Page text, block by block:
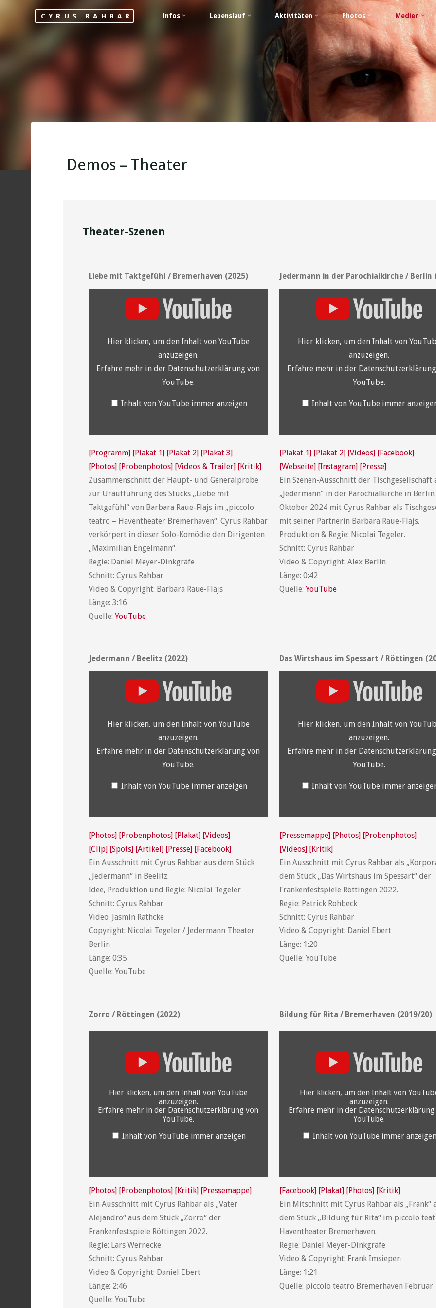
content
CYRUS RAHBAR Infos Lebenslauf Aktivitäten Photos Medien
Demos – Theater
Theater-Szenen
Liebe mit Taktgefühl / Bremerhaven (2025)
Hier klicken, um den Inhalt von YouTube
anzuzeigen.
Erfahre mehr in der Datenschutzerklärung von
YouTube.
Inhalt von YouTube immer anzeigen
[Programm] [Plakat 1] [Plakat 2] [Plakat 3]
[Photos] [Probenphotos] [Videos & Trailer] [Kritik]
Zusammenschnitt der Haupt- und Generalprobe
zur Uraufführung des Stücks „Liebe mit
Taktgefühl“ von Barbara Raue-Flajs im „piccolo
teatro – Haventheater Bremerhaven“. Cyrus Rahbar
verkörpert in dieser Solo-Komödie den Dirigenten
„Maximilian Engelmann“.
Regie: Daniel Meyer-Dinkgräfe
Schnitt: Cyrus Rahbar
Video & Copyright: Barbara Raue-Flajs
Länge: 3:16
Quelle: YouTube
Jedermann in der Parochialkirche / Berlin
Hier klicken, um den Inhalt von
anzuzeigen.
Erfahre mehr in der
YouTube.
Inhalt von YouTube immer
[Plakat 1] [Plakat 2] [Videos] [Facebook]
[Webseite] [Instagram] [Presse]
Ein Szenen-Ausschnitt der Tischgesellschaft
„Jedermann“ in der Parochialkirche in
Oktober 2024 mit Cyrus Rahbar als
mit seiner Partnerin Barbara Raue-Flajs.
Produktion & Regie: Nicolai Tegeler.
Schnitt: Cyrus Rahbar
Video & Copyright: Alex Berlin
Länge: 0:42
Quelle: YouTube
Jedermann / Beelitz (2022)
Hier klicken, um den Inhalt von YouTube
anzuzeigen.
Erfahre mehr in der Datenschutzerklärung von
YouTube.
Inhalt von YouTube immer anzeigen
[Photos] [Probenphotos] [Plakat] [Videos]
[Clip] [Spots] [Artikel] [Presse] [Facebook]
Ein Ausschnitt mit Cyrus Rahbar aus dem Stück
„Jedermann“ in Beelitz.
Idee, Produktion und Regie: Nicolai Tegeler
Schnitt: Cyrus Rahbar
Video: Jasmin Rathcke
Copyright: Nicolai Tegeler / Jedermann Theater
Berlin
Länge: 0:35
Quelle: YouTube
Das Wirtshaus im Spessart / Röttingen
Hier klicken, um den Inhalt von
anzuzeigen.
Erfahre mehr in der
YouTube.
Inhalt von YouTube immer
[Pressemappe] [Photos] [Probenphotos]
[Videos] [Kritik]
Ein Ausschnitt mit Cyrus Rahbar als
dem Stück „Das Wirtshaus im Spessart“ der
Frankenfestspiele Röttingen 2022.
Regie: Patrick Rohbeck
Schnitt: Cyrus Rahbar
Video & Copyright: Daniel Ebert
Länge: 1:20
Quelle: YouTube
Zorro / Röttingen (2022)
Hier klicken, um den Inhalt von YouTube
anzuzeigen.
Erfahre mehr in der Datenschutzerklärung von
YouTube.
Inhalt von YouTube immer anzeigen
[Photos] [Probenphotos] [Kritik] [Pressemappe]
Ein Ausschnitt mit Cyrus Rahbar als „Vater
Alejandro“ aus dem Stück „Zorro“ der
Frankenfestspiele Röttingen 2022.
Regie: Lars Wernecke
Schnitt: Cyrus Rahbar
Video & Copyright: Daniel Ebert
Länge: 2:46
Quelle: YouTube
Bildung für Rita / Bremerhaven (2019/20)
Hier klicken, um den Inhalt von
anzuzeigen.
Erfahre mehr in der Datenschutzerklärung
YouTube.
Inhalt von YouTube immer anzeigen
[Facebook] [Plakat] [Photos] [Kritik]
Ein Mitschnitt mit Cyrus Rahbar als „Frank“
dem Stück „Bildung für Rita“ im piccolo
Haventheater Bremerhaven.
Regie: Daniel Meyer-Dinkgräfe
Video & Copyright: Frank Imsiepen
Länge: 1:21
Quelle: piccolo teatro Bremerhaven Februar